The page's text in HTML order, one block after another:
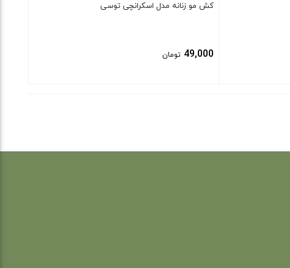
کش مو زنانه مدل اسکرانچی توسی
49,000 تومان